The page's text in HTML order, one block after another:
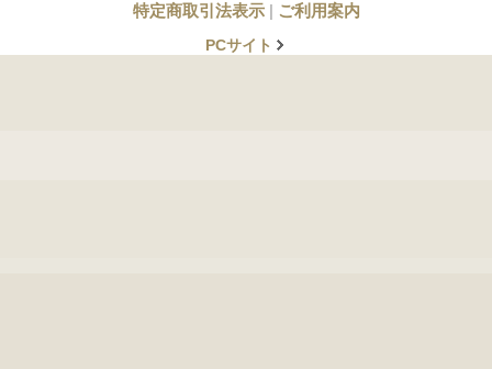
特定商取引法表示 | ご利用案内
PCサイト